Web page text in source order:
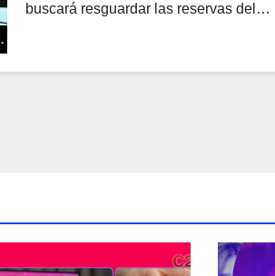
buscará resguardar las reservas del…